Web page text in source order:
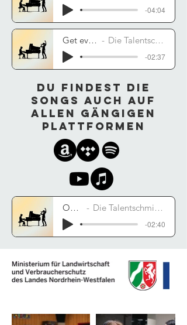
-04:04
Get everything you want Die Talentschmiede feat. Jugendtreff Halver
-02:37
Du findest die
Songs auch auf
allen gängigen
Plattformen
One Bullet Die Talentschmiede feat. Mazo42, Lyon58
-02:40